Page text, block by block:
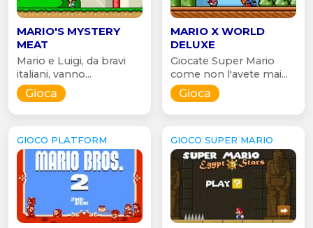
MARIO'S MYSTERY
MEAT
Mario e Luigi, da bravi
italiani, vanno...
Gioca
MARIO X WORLD
DELUXE
Giocate Super Mario
come non l'avete mai...
Gioca
GIOCO PLATFORM GIOCO SUPER MARIO